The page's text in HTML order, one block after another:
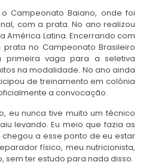
Campeonato Baiano, onde foi
com a prata. No ano realizou
América Latina. Encerrando com
no Campeonato Brasileiro
primeira vaga para a seletiva
na modalidade. No ano ainda
de treinamento em colônia
a convocação.
eu nunca tive muito um técnico
levando. Eu meio que fazia as
chegou a esse ponto de eu estar
físico, meu nutricionista,
sem ter estudo para nada disso.